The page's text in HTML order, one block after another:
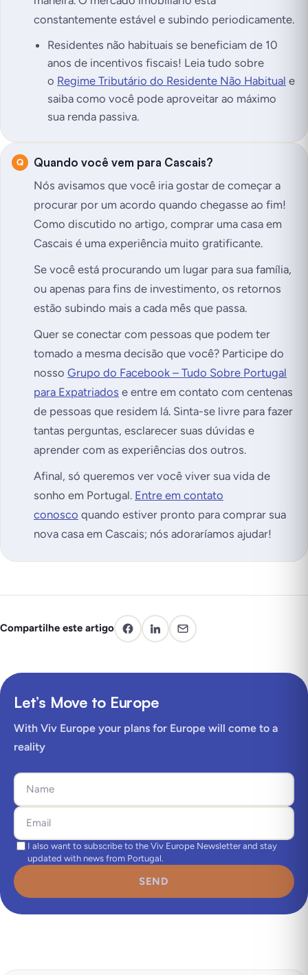
constantemente estável e subindo periodicamente.
Residentes não habituais se beneficiam de 10
anos de incentivos fiscais! Leia tudo sobre
o Regime Tributário do Residente Não Habitual e
saiba como você pode aproveitar ao máximo
sua renda passiva.
Quando você vem para Cascais?
Nós avisamos que você iria gostar de começar a
procurar por um acordo quando chegasse ao fim!
Como discutido no artigo, comprar uma casa em
Cascais é uma experiência muito gratificante.
Se você está procurando um lugar para sua família,
ou apenas para fins de investimento, os retornos
estão subindo mais a cada mês que passa.
Quer se conectar com pessoas que podem ter
tomado a mesma decisão que você? Participe do
nosso Grupo do Facebook – Tudo Sobre Portugal
para Expatriados e entre em contato com centenas
de pessoas que residem lá. Sinta-se livre para fazer
tantas perguntas, esclarecer suas dúvidas e
aprender com as experiências dos outros.
Afinal, só queremos ver você viver sua vida de
sonho em Portugal. Entre em contato
conosco quando estiver pronto para comprar sua
nova casa em Cascais; nós adoraríamos ajudar!
Compartilhe este artigo
Let’s Move to Europe
With Viv Europe your plans for Europe will come to a
reality
I also want to subscribe to the Viv Europe Newsletter and stay
updated with news from Portugal.
SEND